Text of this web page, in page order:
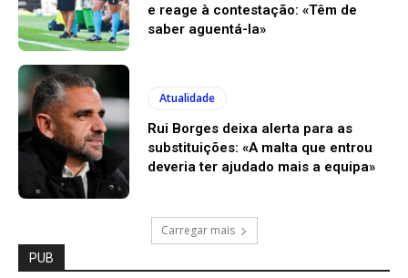
e reage à contestação: «Têm de
saber aguentá-la»
Atualidade
Rui Borges deixa alerta para as
substituições: «A malta que entrou
deveria ter ajudado mais a equipa»
Carregar mais
PUB